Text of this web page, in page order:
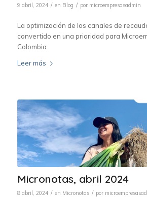
9 abril, 2024 / en Blog / por microempresasadmin
La optimización de los canales de
convertido en una prioridad para
Colombia.
Leer más
Micronotas, abril 2024
8 abril, 2024 / en Micronotas / por